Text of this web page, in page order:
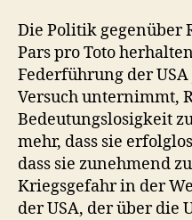
Die Politik gegenüber
Pars pro Toto
Federführung der
Versuch unternimmt,
Bedeutungslosigkeit
mehr, dass sie
dass sie zunehmend
Kriegsgefahr in der
der USA, der über die